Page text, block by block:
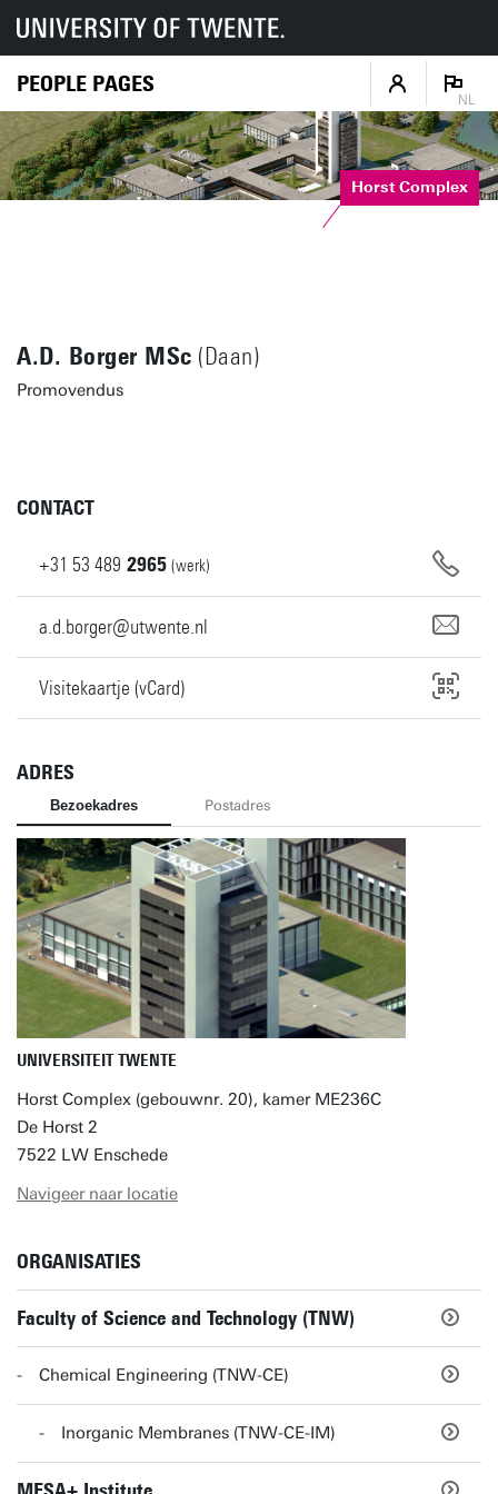
PEOPLE PAGES
NL
Horst Complex
A.D. Borger MSc (Daan)
Promovendus
CONTACT
+31 53 489 2965 (werk)
a.d.borger@utwente.nl
Visitekaartje (vCard)
ADRES
Bezoekadres Postadres
UNIVERSITEIT TWENTE
Horst Complex (gebouwnr. 20), kamer ME236C
De Horst 2
7522 LW Enschede
Navigeer naar locatie
ORGANISATIES
Faculty of Science and Technology (TNW)
Chemical Engineering (TNW-CE)
Inorganic Membranes (TNW-CE-IM)